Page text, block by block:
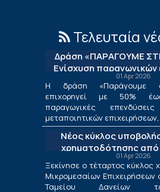
Τελευταία
Δράση «ΠΑΡΑΓΟΥΜΕ
Ενίσχυση
μεταποίησης
01 Apr 2026
Η δράση «Παράγουμε
επιχορηγεί με 50%
παραγωγικές
μεταποιητικών επιχειρήσεων,
Νέος κύκλος
χρηματοδότησης από
Δανείων του
01 Apr 2026
Ξεκίνησε ο τέταρτος κύκλος
Μικρομεσαίων Επιχειρήσεων
Ταμείου Δανείων